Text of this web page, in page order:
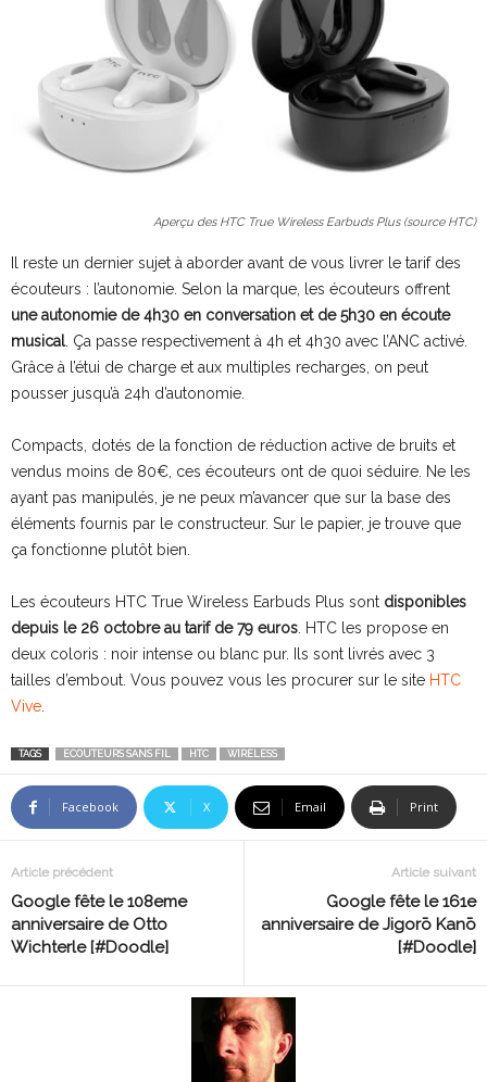
Aperçu des HTC True Wireless Earbuds Plus (source HTC)
Il reste un dernier sujet à aborder avant de vous livrer le tarif des
écouteurs : l’autonomie. Selon la marque, les écouteurs offrent
une autonomie de 4h30 en conversation et de 5h30 en écoute
musical. Ça passe respectivement à 4h et 4h30 avec l’ANC activé.
Grâce à l’étui de charge et aux multiples recharges, on peut
pousser jusqu’à 24h d’autonomie.
Compacts, dotés de la fonction de réduction active de bruits et
vendus moins de 80€, ces écouteurs ont de quoi séduire. Ne les
ayant pas manipulés, je ne peux m’avancer que sur la base des
éléments fournis par le constructeur. Sur le papier, je trouve que
ça fonctionne plutôt bien.
Les écouteurs HTC True Wireless Earbuds Plus sont disponibles
depuis le 26 octobre au tarif de 79 euros . HTC les propose en
deux coloris : noir intense ou blanc pur. Ils sont livrés avec 3
tailles d’embout. Vous pouvez vous les procurer sur le site HTC
Vive
TAGS ECOUTEURS SANS FIL HTC WIRELESS
Facebook X Email Print
Article précédent
Google fête le 108eme
anniversaire de Otto
Wichterle [#Doodle]
Article suivant
Google fête le 161e
anniversaire de Jigorō Kanō
[#Doodle]